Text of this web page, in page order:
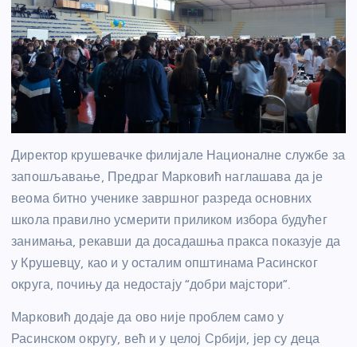
Директор крушевачке филијале Националне службе за
запошљавање, Предраг Марковић наглашава да је
веома битно ученике завршног разреда основних
школа правилно усмерити приликом избора будућег
занимања, рекавши да досадашња пракса показује да
у Крушевцу, као и у осталим општинама Расинског
округа, почињу да недостају “добри мајстори”.
Марковић додаје да ово није проблем само у
Расинском округу, већ и у целој Србији, јер су деца